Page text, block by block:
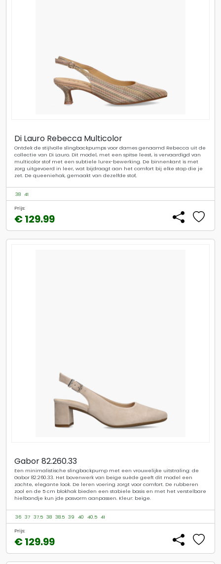
Di Lauro Rebecca Multicolor
Ontdek de stijlvolle slingbackpumps voor dames genaamd Rebecca uit de
collectie van Di Lauro. Dit model, met een spitse leest, is vervaardigd van
multicolor stof met een subtiele lurex-bewerking. De binnenkant is met
zorg uitgevoerd in leer, wat bijdraagt aan het comfort bij elke stap die je
zet. De queeniehak, gemaakt van dezelfde stof,
38 41
Prijs:
€ 129.99
Gabor 82.260.33
Een minimalistische slingbackpump met een vrouwelijke uitstraling: de
Gabor 82.260.33. Het bovenwerk van beige suède geeft dit model een
zachte, elegante look. De leren voering zorgt voor comfort. De rubberen
zool en de 5 cm blokhak bieden een stabiele basis en met het verstelbare
hielbandje kun jde pasvorm aanpassen. Kleur: beige.
36 37 37.5 38 38.5 39 40 40.5 41
Prijs:
€ 129.99